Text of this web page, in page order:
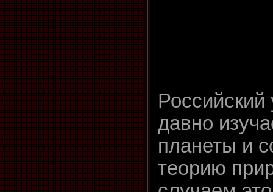
давно
планеты и
теорию